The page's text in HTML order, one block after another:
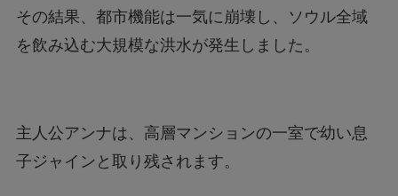
ジェームズ・ウェストンが京都で死亡？死因は
その結果、都市機能は一気に崩壊し、ソウル全域
を飲み込む大規模な洪水が発生しました。
主人公アンナは、高層マンションの一室で幼い息
子ジャインと取り残されます。